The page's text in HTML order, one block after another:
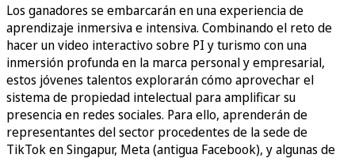
Los ganadores se embarcarán en una experiencia de
aprendizaje inmersiva e intensiva. Combinando el reto de
hacer un video interactivo sobre PI y turismo con una
inmersión profunda en la marca personal y empresarial,
estos jóvenes talentos explorarán cómo aprovechar el
sistema de propiedad intelectual para amplificar su
presencia en redes sociales. Para ello, aprenderán de
representantes del sector procedentes de la sede de
TikTok en Singapur, Meta (antigua Facebook), y algunas de